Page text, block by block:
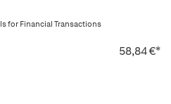
for Financial Transactions
58,84 €*